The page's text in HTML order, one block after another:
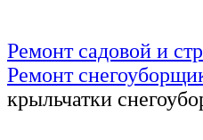
Ремонт садовой и
Ремонт
крыльчатки